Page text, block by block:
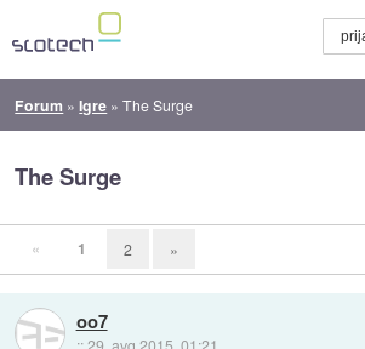
Forum »Igre »The Surge
The Surge
« 1 2 »
oo7
::29. avg 2015, 01:21